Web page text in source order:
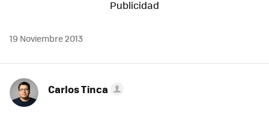
MAIL
19 Noviembre 2013
Carlos Tinca